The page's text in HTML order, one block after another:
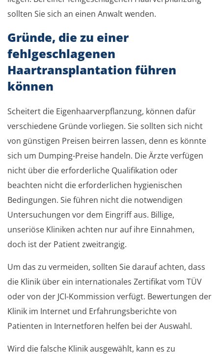
sollten Sie sich an einen Anwalt wenden.
Gründe, die zu einer
fehlgeschlagenen
Haartransplantation führen
können
Scheitert die Eigenhaarverpflanzung, können dafür
verschiedene Gründe vorliegen. Sie sollten sich nicht
von günstigen Preisen beirren lassen, denn es könnte
sich um Dumping-Preise handeln. Die Ärzte verfügen
nicht über die erforderliche Qualifikation oder
beachten nicht die erforderlichen hygienischen
Bedingungen. Sie führen nicht die notwendigen
Untersuchungen vor dem Eingriff aus. Billige,
unseriöse Kliniken achten nur auf ihre Einnahmen,
doch ist der Patient zweitrangig.
Um das zu vermeiden, sollten Sie darauf achten, dass
die Klinik über ein internationales Zertifikat vom TÜV
oder von der JCI-Kommission verfügt. Bewertungen der
Klinik im Internet und Erfahrungsberichte von
Patienten in Internetforen helfen bei der Auswahl.
Wird die falsche Klinik ausgewählt, kann es zu